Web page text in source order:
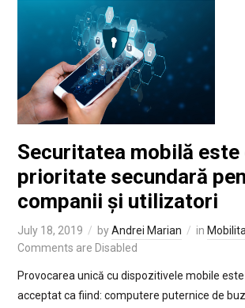
Securitatea mobilă este
prioritate secundară
companii și utilizatori
July 18, 2019 byAndrei Marian in
Comments are Disabled
Provocarea unică cu dispozitivele mobile
acceptat ca fiind: computere puternice de